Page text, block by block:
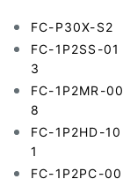
FC-P30X-S2
FC-1P2SS-01
3
FC-1P2MR-00
8
FC-1P2HD-10
1
FC-1P2PC-00